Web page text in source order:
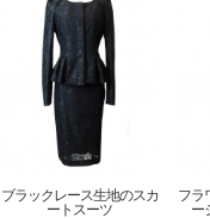
ブラックレース生地のスカ
ートスーツ
フラ
ー